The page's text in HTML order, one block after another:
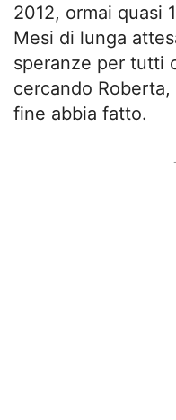
2012, ormai quasi
Mesi di lunga
speranze per tutti
cercando
fine abbia fatto.